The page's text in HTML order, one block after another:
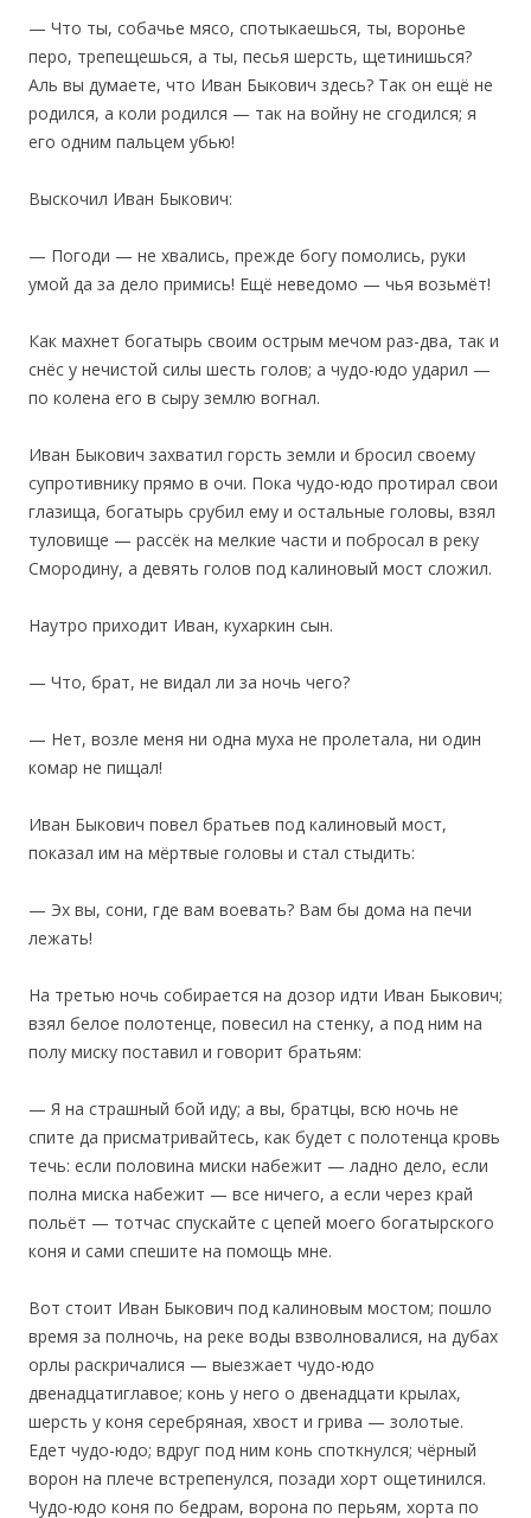
— Что ты, собачье мясо, спотыкаешься, ты, воронье
перо, трепещешься, а ты, песья шерсть, щетинишься?
Аль вы думаете, что Иван Быкович здесь? Так он ещё не
родился, а коли родился — так на войну не сгодился; я
его одним пальцем убью!
Выскочил Иван Быкович:
— Погоди — не хвались, прежде богу помолись, руки
умой да за дело примись! Ещё неведомо — чья возьмёт!
Как махнет богатырь своим острым мечом раз-два, так и
снёс у нечистой силы шесть голов; а чудо-юдо ударил —
по колена его в сыру землю вогнал.
Иван Быкович захватил горсть земли и бросил своему
супротивнику прямо в очи. Пока чудо-юдо протирал свои
глазища, богатырь срубил ему и остальные головы, взял
туловище — рассёк на мелкие части и побросал в реку
Смородину, а девять голов под калиновый мост сложил.
Наутро приходит Иван, кухаркин сын.
— Что, брат, не видал ли за ночь чего?
— Нет, возле меня ни одна муха не пролетала, ни один
комар не пищал!
Иван Быкович повел братьев под калиновый мост,
показал им на мёртвые головы и стал стыдить:
— Эх вы, сони, где вам воевать? Вам бы дома на печи
лежать!
На третью ночь собирается на дозор идти Иван Быкович;
взял белое полотенце, повесил на стенку, а под ним на
полу миску поставил и говорит братьям:
— Я на страшный бой иду; а вы, братцы, всю ночь не
спите да присматривайтесь, как будет с полотенца кровь
течь: если половина миски набежит — ладно дело, если
полна миска набежит — все ничего, а если через край
польёт — тотчас спускайте с цепей моего богатырского
коня и сами спешите на помощь мне.
Вот стоит Иван Быкович под калиновым мостом; пошло
время за полночь, на реке воды взволновалися, на дубах
орлы раскричалися — выезжает чудо-юдо
двенадцатиглавое; конь у него о двенадцати крылах,
шерсть у коня серебряная, хвост и грива — золотые.
Едет чудо-юдо; вдруг под ним конь споткнулся; чёрный
ворон на плече встрепенулся, позади хорт ощетинился.
Чудо-юдо коня по бедрам, ворона по перьям, хорта по